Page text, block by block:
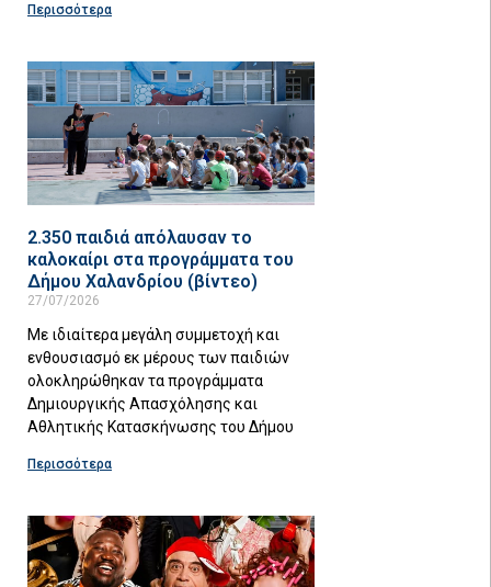
Περισσότερα
2.350 παιδιά απόλαυσαν το
καλοκαίρι στα προγράμματα του
Δήμου Χαλανδρίου (βίντεο)
27/07/2026
Με ιδιαίτερα μεγάλη συμμετοχή και
ενθουσιασμό εκ μέρους των παιδιών
ολοκληρώθηκαν τα προγράμματα
Δημιουργικής Απασχόλησης και
Αθλητικής Κατασκήνωσης του Δήμου
Περισσότερα